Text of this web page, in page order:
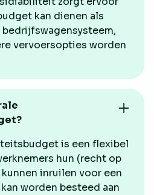
kan dienen als
vervoersopties worden
is een flexibel
hun (recht op
inruilen voor een
worden besteed aan